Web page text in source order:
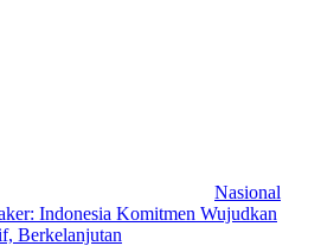
Nasional
Indonesia Komitmen Wujudkan
Berkelanjutan